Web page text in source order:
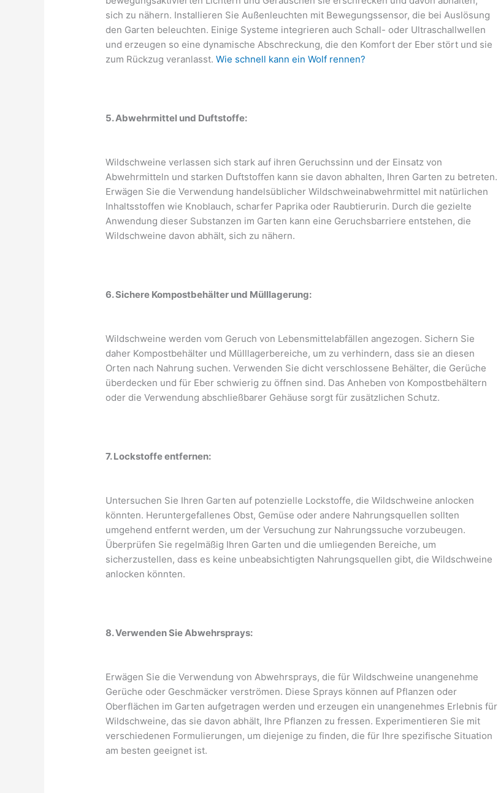
sich zu nähern. Installieren Sie Außenleuchten mit Bewegungssensor, die bei Auslösung
den Garten beleuchten. Einige Systeme integrieren auch Schall- oder Ultraschallwellen
und erzeugen so eine dynamische Abschreckung, die den Komfort der Eber stört und sie
zum Rückzug veranlasst.Wie schnell kann ein Wolf rennen?
5. Abwehrmittel und Duftstoffe:
Wildschweine verlassen sich stark auf ihren Geruchssinn und der Einsatz von
Abwehrmitteln und starken Duftstoffen kann sie davon abhalten, Ihren Garten zu betreten.
Erwägen Sie die Verwendung handelsüblicher Wildschweinabwehrmittel mit natürlichen
Inhaltsstoffen wie Knoblauch, scharfer Paprika oder Raubtierurin. Durch die gezielte
Anwendung dieser Substanzen im Garten kann eine Geruchsbarriere entstehen, die
Wildschweine davon abhält, sich zu nähern.
6. Sichere Kompostbehälter und Mülllagerung:
Wildschweine werden vom Geruch von Lebensmittelabfällen angezogen. Sichern Sie
daher Kompostbehälter und Mülllagerbereiche, um zu verhindern, dass sie an diesen
Orten nach Nahrung suchen. Verwenden Sie dicht verschlossene Behälter, die Gerüche
überdecken und für Eber schwierig zu öffnen sind. Das Anheben von Kompostbehältern
oder die Verwendung abschließbarer Gehäuse sorgt für zusätzlichen Schutz.
7. Lockstoffe entfernen:
Untersuchen Sie Ihren Garten auf potenzielle Lockstoffe, die Wildschweine anlocken
könnten. Heruntergefallenes Obst, Gemüse oder andere Nahrungsquellen sollten
umgehend entfernt werden, um der Versuchung zur Nahrungssuche vorzubeugen.
Überprüfen Sie regelmäßig Ihren Garten und die umliegenden Bereiche, um
sicherzustellen, dass es keine unbeabsichtigten Nahrungsquellen gibt, die Wildschweine
anlocken könnten.
8. Verwenden Sie Abwehrsprays:
Erwägen Sie die Verwendung von Abwehrsprays, die für Wildschweine unangenehme
Gerüche oder Geschmäcker verströmen. Diese Sprays können auf Pflanzen oder
Oberflächen im Garten aufgetragen werden und erzeugen ein unangenehmes Erlebnis für
Wildschweine, das sie davon abhält, Ihre Pflanzen zu fressen. Experimentieren Sie mit
verschiedenen Formulierungen, um diejenige zu finden, die für Ihre spezifische Situation
am besten geeignet ist.